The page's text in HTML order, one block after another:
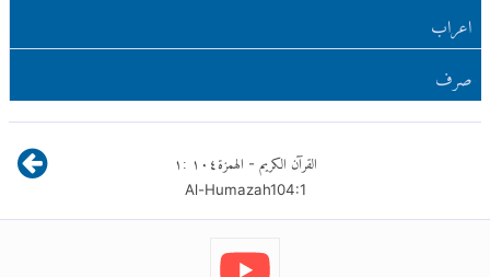
اعراب
صرف
القرآن الكريم - الهمزة١٠٤ :١
Al-Humazah104:1